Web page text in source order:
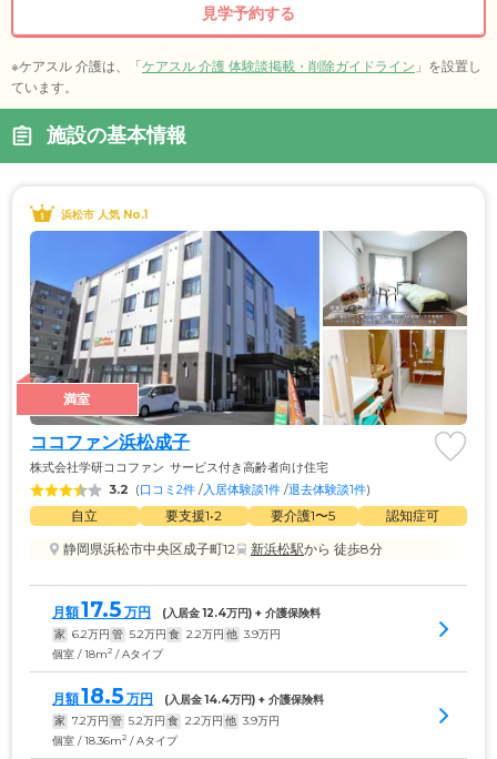
見学予約する
※ケアスル 介護は、「ケアスル 介護 体験談掲載・削除ガイドライン 」を設置し
ています。
施設の基本情報
浜松市 人気 No.1
満室
ココファン浜松成子
株式会社学研ココファン サービス付き高齢者向け住宅
3.2 (口コミ2件 /入居体験談1件 /退去体験談1件)
自立 要支援1•2 要介護1〜5
認知症可
静岡県浜松市中央区成子町12
新浜松駅から 徒歩8分
月額17.5 万円 (入居金 12.4万円) + 介護保険料
家 6.2万円 管 5.2万円 食 2.2万円 他 3.9万円
個室 / 18m2 / Aタイプ
月額18.5 万円 (入居金 14.4万円) + 介護保険料
家 7.2万円 管 5.2万円 食 2.2万円 他 3.9万円
個室 / 18.36m2 / Aタイプ